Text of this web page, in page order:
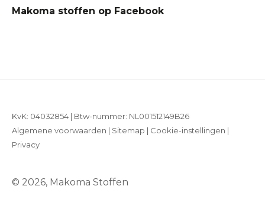
Makoma stoffen op Facebook
© 2026, Makoma Stoffen
KvK: 04032854 | Btw-nummer: NL001512149B26
Algemene voorwaarden | Sitemap | Cookie-instellingen |
Privacy